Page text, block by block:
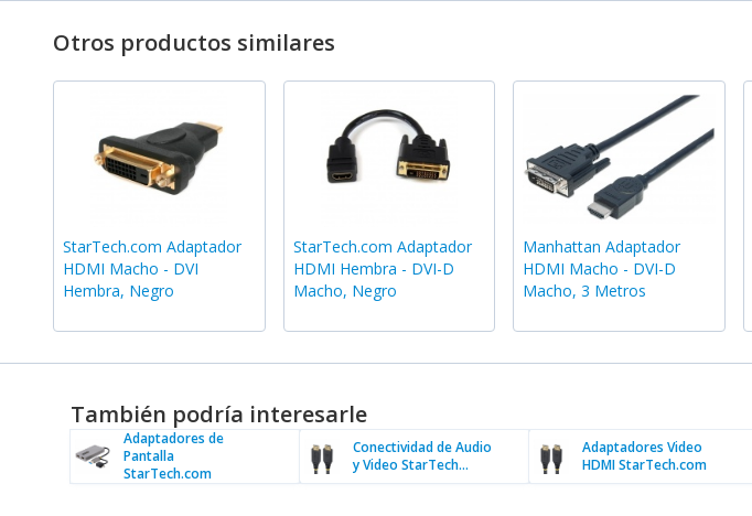
Otros productos similares
StarTech.com Adaptador
HDMI Macho - DVI
Hembra, Negro
StarTech.com Adaptador
HDMI Hembra - DVI-D
Macho, Negro
Manhattan Adaptador
HDMI Macho - DVI-D
Macho, 3 Metros
También podría interesarle
Adaptadores de
Pantalla
StarTech.com
Conectividad de Audio
y Video StarTech...
Adaptadores Video
HDMI StarTech.com